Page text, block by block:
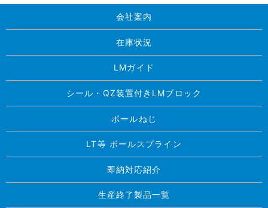
会社案内
在庫状況
LMガイド
シール・QZ装置付きLMブロック
ボールねじ
LT等 ボールスプライン
即納対応紹介
生産終了製品一覧